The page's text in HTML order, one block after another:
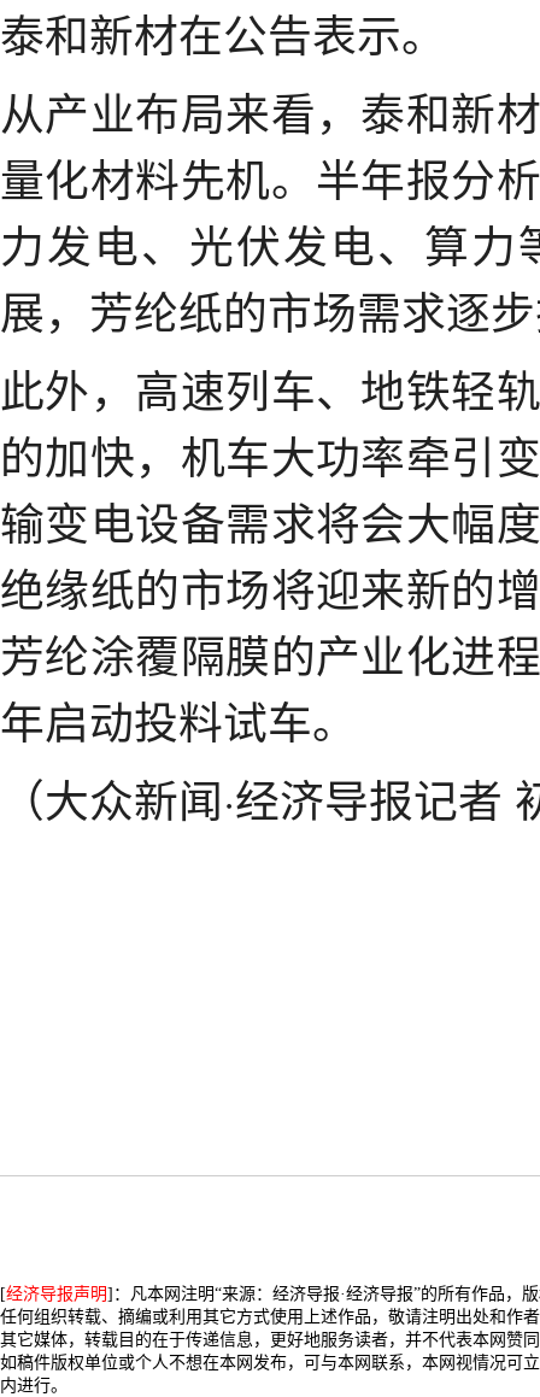
泰和新材在公告表示。
从产业布局来看，泰和新
量化材料先机。半年报分
力发电、光伏发电、算
展，芳纶纸的市场需求逐
此外，高速列车、地铁轻
的加快，机车大功率牵引
输变电设备需求将会大幅
绝缘纸的市场将迎来新的
芳纶涂覆隔膜的产业化进
年启动投料试车。
（大众新闻·经济导报记者
[经济导报声明]：凡本网注明“来源：经济导报·经济导报”的所有作品，
任何组织转载、摘编或利用其它方式使用上述作品，敬请注明出处和作
其它媒体，转载目的在于传递信息，更好地服务读者，并不代表本网赞
如稿件版权单位或个人不想在本网发布，可与本网联系，本网视情况可
内进行。